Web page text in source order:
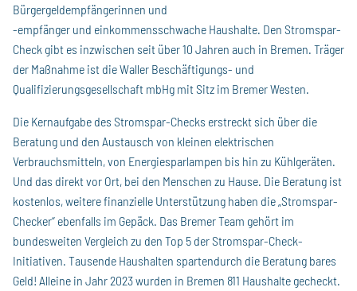
Bürgergeldempfängerinnen und
-empfänger und einkommensschwache Haushalte. Den Stromspar-
Check gibt es inzwischen seit über 10 Jahren auch in Bremen. Träger
der Maßnahme ist die Waller Beschäftigungs- und
Qualifizierungsgesellschaft mbHg mit Sitz im Bremer Westen.
Die Kernaufgabe des Stromspar-Checks erstreckt sich über die
Beratung und den Austausch von kleinen elektrischen
Verbrauchsmitteln, von Energiesparlampen bis hin zu Kühlgeräten.
Und das direkt vor Ort, bei den Menschen zu Hause. Die Beratung ist
kostenlos, weitere finanzielle Unterstützung haben die „Stromspar-
Checker“ ebenfalls im Gepäck. Das Bremer Team gehört im
bundesweiten Vergleich zu den Top 5 der Stromspar-Check-
Initiativen. Tausende Haushalten spartendurch die Beratung bares
Geld! Alleine in Jahr 2023 wurden in Bremen 811 Haushalte gecheckt.